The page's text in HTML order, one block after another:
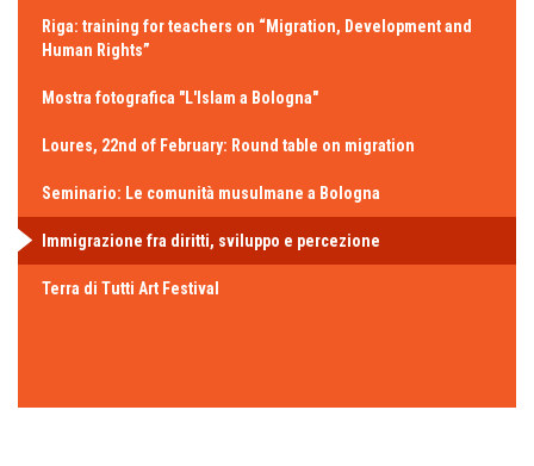
Riga: training for teachers on “Migration, Development and
Human Rights”
Mostra fotografica "L'Islam a Bologna"
Loures, 22nd of February: Round table on migration
Seminario: Le comunità musulmane a Bologna
Immigrazione fra diritti, sviluppo e percezione
Terra di Tutti Art Festival